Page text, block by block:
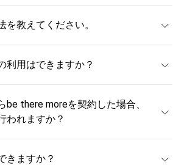
を教えてください。
利用はできますか？
be there moreを契約した場合、
われますか？
きますか？